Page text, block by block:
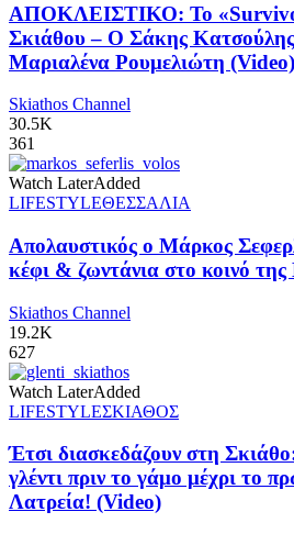
ΑΠΟΚΛΕΙΣΤΙΚΟ: Το
Σκιάθου – Ο Σάκης Κατσούλης
Μαριαλένα Ρουμελιώτη (Video)
Skiathos Channel
30.5K
361
Watch LaterAdded
LIFESTYLEΘΕΣΣΑΛΙΑ
Απολαυστικός ο Μάρκος
κέφι & ζωντάνια στο κοινό
Skiathos Channel
19.2K
627
Watch LaterAdded
LIFESTYLEΣΚΙΑΘΟΣ
Έτσι διασκεδάζουν στη
γλέντι πριν το γάμο μέχρι το
Λατρεία! (Video)